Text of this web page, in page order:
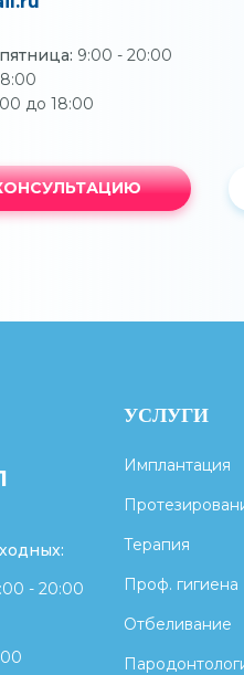
9:00 - 20:00
до 18:00
- 20:00
УСЛУГИ
Имплантация
Терапия
Проф. гигиена
Отбеливание